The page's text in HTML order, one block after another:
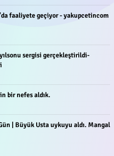
faaliyete geçiyor - yakupcetincom
sergisi gerçekleştirildi-
bir nefes aldık.
| Büyük Usta uykuyu aldı. Mangal